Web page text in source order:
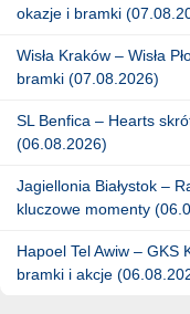
okazje i bramki
Wisła Kraków – Wisła
bramki (07.08.2026)
SL Benfica – Hearts
(06.08.2026)
Jagiellonia Białystok –
kluczowe momenty
Hapoel Tel Awiw – GKS
bramki i akcje